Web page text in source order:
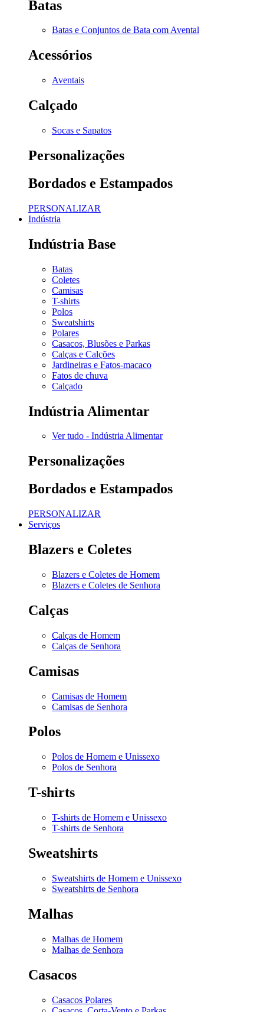
Batas
Batas e Conjuntos de Bata com Avental
Acessórios
Aventais
Calçado
Socas e Sapatos
Personalizações
Bordados e Estampados
PERSONALIZAR
Indústria
Indústria Base
Batas
Coletes
Camisas
T-shirts
Polos
Sweatshirts
Polares
Casacos, Blusões e Parkas
Calças e Calções
Jardineiras e Fatos-macaco
Fatos de chuva
Calçado
Indústria Alimentar
Ver tudo - Indústria Alimentar
Personalizações
Bordados e Estampados
PERSONALIZAR
Serviços
Blazers e Coletes
Blazers e Coletes de Homem
Blazers e Coletes de Senhora
Calças
Calças de Homem
Calças de Senhora
Camisas
Camisas de Homem
Camisas de Senhora
Polos
Polos de Homem e Unissexo
Polos de Senhora
T-shirts
T-shirts de Homem e Unissexo
T-shirts de Senhora
Sweatshirts
Sweatshirts de Homem e Unissexo
Sweatshirts de Senhora
Malhas
Malhas de Homem
Malhas de Senhora
Casacos
Casacos Polares